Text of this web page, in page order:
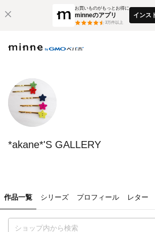
お買いものがもっとお得に
minneのアプリ
3万件以上
インス
*akane*'S GALLERY
作品一覧 シリーズ プロフィール レター